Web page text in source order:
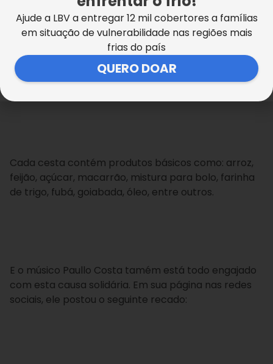
Cada cesta contém produtos básicos como: arroz,
feijão, açúcar, macarrão, mistura para bolo, farinha
de trigo, fubá, goiabada, óleo, entre outros.
E o músico Paullo Costa tamém está todo engajado
com esta causa solidária. Em sua página nas redes
sociais, ele postou o seguinte recado:
Ajude a LBV a entregar 12 mil cobertores a famílias
em situação de vulnerabilidade nas regiões mais
frias do país
QUERO DOAR